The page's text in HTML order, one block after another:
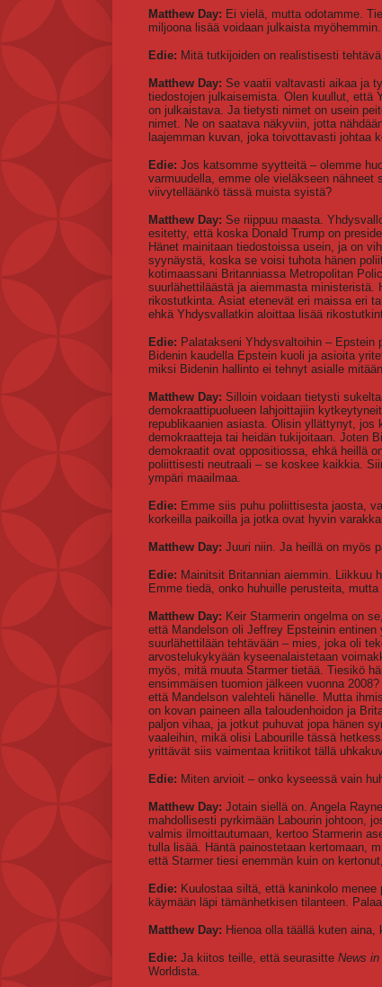
Matthew Day: Ei vielä, mutta odotamme.
miljoona lisää voidaan julkaista myöhemmin.
Edie: Mitä tutkijoiden on realistisesti
Matthew Day: Se vaatii valtavasti aikaa ja
tiedostojen julkaisemista. Olen kuullut, että
on julkaistava. Ja tietysti nimet on usein
nimet. Ne on saatava näkyviin, jotta
laajemman kuvan, joka toivottavasti johtaa
Edie: Jos katsomme syytteitä – olemme
varmuudella, emme ole vieläkseen
viivytelläänkö tässä muista syistä?
Matthew Day: Se riippuu maasta.
esitetty, että koska Donald Trump on
Hänet mainitaan tiedostoissa usein, ja on
syynäystä, koska se voisi tuhota hänen
kotimaassani Britanniassa Metropolitan
suurlähettiläästä ja aiemmasta ministeristä.
rikostutkinta. Asiat etenevät eri maissa eri
ehkä Yhdysvallatkin aloittaa lisää
Edie: Palatakseni Yhdysvaltoihin – Epstein
Bidenin kaudella Epstein kuoli ja asioita
miksi Bidenin hallinto ei tehnyt asialle
Matthew Day: Silloin voidaan tietysti
demokraattipuolueen lahjoittajiin
republikaanien asiasta. Olisin yllättynyt,
demokraatteja tai heidän tukijoitaan. Joten
demokraatit ovat oppositiossa, ehkä heillä
poliittisesti neutraali – se koskee kaikkia.
ympäri maailmaa.
Edie: Emme siis puhu poliittisesta jaosta,
korkeilla paikoilla ja jotka ovat hyvin
Matthew Day: Juuri niin. Ja heillä on myös
Edie: Mainitsit Britannian aiemmin. Liikkuu
Emme tiedä, onko huhuille perusteita,
Matthew Day: Keir Starmerin ongelma on
että Mandelson oli Jeffrey Epsteinin
suurlähettilään tehtävään – mies, joka oli
arvostelukykyään kyseenalaistetaan
myös, mitä muuta Starmer tietää. Tiesikö
ensimmäisen tuomion jälkeen vuonna
että Mandelson valehteli hänelle. Mutta
on kovan paineen alla taloudenhoidon ja
paljon vihaa, ja jotkut puhuvat jopa hänen
vaaleihin, mikä olisi Labourille tässä
yrittävät siis vaimentaa kriitikot tällä
Edie: Miten arvioit – onko kyseessä vain
Matthew Day: Jotain siellä on. Angela
mahdollisesti pyrkimään Labourin johtoon,
valmis ilmoittautumaan, kertoo Starmerin
tulla lisää. Häntä painostetaan kertomaan,
että Starmer tiesi enemmän kuin on
Edie: Kuulostaa siltä, että kaninkolo
käymään läpi tämänhetkisen tilanteen.
Matthew Day: Hienoa olla täällä kuten aina,
Edie: Ja kiitos teille, että seurasitte News in
Worldista.